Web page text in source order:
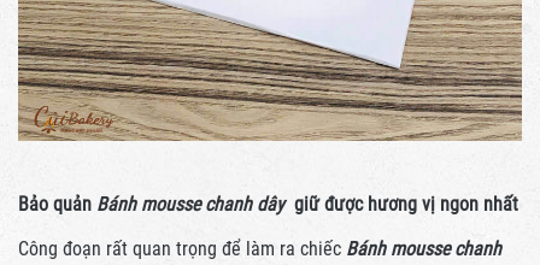
Bảo quản Bánh mousse chanh dây giữ được hương vị ngon nhất
Công đoạn rất quan trọng để làm ra chiếc Bánh mousse chanh